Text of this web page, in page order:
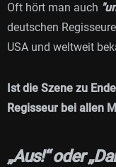
Oft hört man auch
deutschen
USA und weltweit
Ist die Szene zu
Regisseur bei allen
„Aus!“ oder